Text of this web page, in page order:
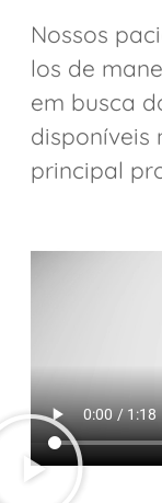
Nossos
los de
em busca
disponíveis
principal